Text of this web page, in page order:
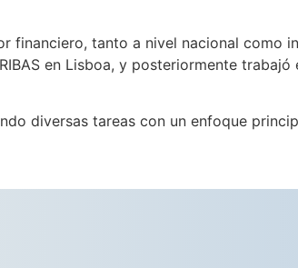
tanto a nivel nacional como
en Lisboa, y posteriormente trabajó
diversas tareas con un enfoque